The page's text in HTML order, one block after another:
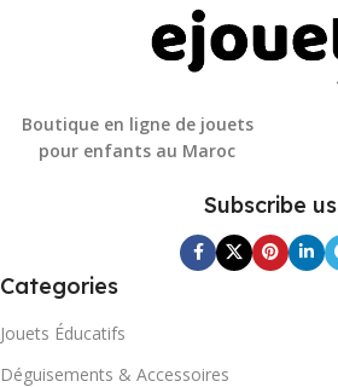
Boutique en ligne de jouets
pour enfants au Maroc
Subscribe us
Categories
Jouets Éducatifs
Déguisements & Accessoires